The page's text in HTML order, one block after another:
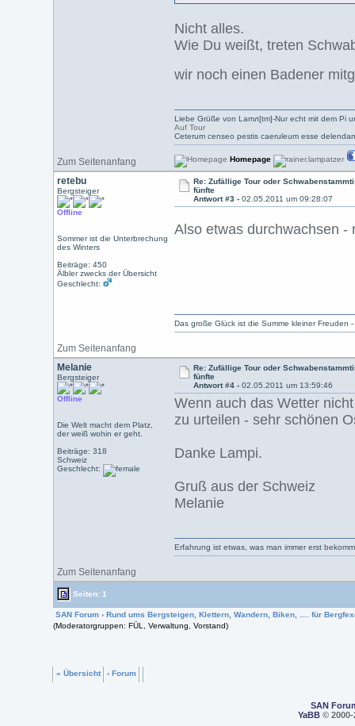
Nicht alles.
Wie Du weißt, treten
wir noch einen Badener
Zum Seitenanfang
Liebe Grüße von Lamл[tm]-Nur echt mit dem Pi
Auf Tour
Ceterum censeo pestis caeruleum esse
Homepage
retebu
Bergsteiger
Offline
Sommer ist die Unterbrechung
des Winters
Beiträge: 450
Älbler zwecks der Übersicht
Geschlecht:
Re: Zufällige Tour oder
fünfte
Antwort #3 -02.05.2011 um 09:28:07
Also etwas durchwachsen
Zum Seitenanfang
Das große Glück ist die Summe kleiner Freuden
Melanie
Bergsteiger
Offline
Die Welt macht dem Platz,
der weiß wohin er geht.
Beiträge: 318
Schweiz
Geschlecht:
Re: Zufällige Tour oder
fünfte
Antwort #4 -02.05.2011 um 13:59:46
Wenn auch das Wetter
zu urteilen - sehr schönen
Danke Lampi.
Gruß aus der Schweiz
Melanie
Zum Seitenanfang
Erfahrung ist etwas, was man immer erst
Seiten: 1
SAN Forum› Rund ums Bergsteigen, Klettern, Wandern, Biken, .... für
(Moderatorgruppen: FÜL, Verwaltung, Vorstand)
« Übersicht ‹ Forum
SAN
YaBB© 2000-